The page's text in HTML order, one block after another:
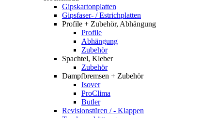
Gipskartonplatten
Gipsfaser- / Estrichplatten
Profile + Zubehör, Abhängung
Profile
Abhängung
Zubehör
Spachtel, Kleber
Zubehör
Dampfbremsen + Zubehör
Isover
ProClima
Butler
Revisionstüren / - Klappen